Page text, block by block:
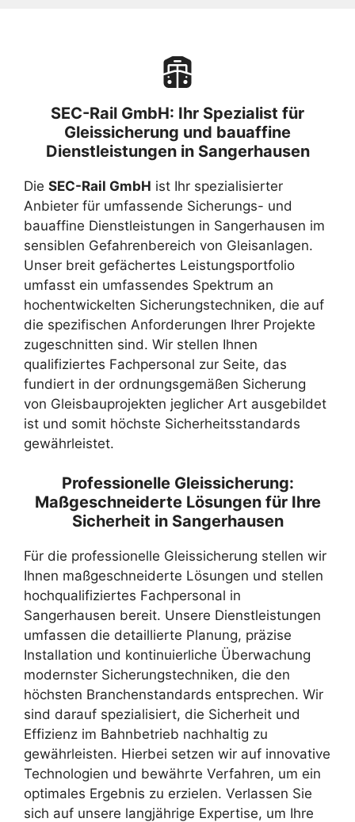
SEC-Rail GmbH: Ihr Spezialist für
Gleissicherung und bauaffine
Dienstleistungen in Sangerhausen
Die SEC-Rail GmbH ist Ihr spezialisierter
Anbieter für umfassende Sicherungs- und
bauaffine Dienstleistungen in Sangerhausen im
sensiblen Gefahrenbereich von Gleisanlagen.
Unser breit gefächertes Leistungsportfolio
umfasst ein umfassendes Spektrum an
hochentwickelten Sicherungstechniken, die auf
die spezifischen Anforderungen Ihrer Projekte
zugeschnitten sind. Wir stellen Ihnen
qualifiziertes Fachpersonal zur Seite, das
fundiert in der ordnungsgemäßen Sicherung
von Gleisbauprojekten jeglicher Art ausgebildet
ist und somit höchste Sicherheitsstandards
gewährleistet.
Professionelle Gleissicherung:
Maßgeschneiderte Lösungen für Ihre
Sicherheit in Sangerhausen
Für die professionelle Gleissicherung stellen wir
Ihnen maßgeschneiderte Lösungen und stellen
hochqualifiziertes Fachpersonal in
Sangerhausen bereit. Unsere Dienstleistungen
umfassen die detaillierte Planung, präzise
Installation und kontinuierliche Überwachung
modernster Sicherungstechniken, die den
höchsten Branchenstandards entsprechen. Wir
sind darauf spezialisiert, die Sicherheit und
Effizienz im Bahnbetrieb nachhaltig zu
gewährleisten. Hierbei setzen wir auf innovative
Technologien und bewährte Verfahren, um ein
optimales Ergebnis zu erzielen. Verlassen Sie
sich auf unsere langjährige Expertise, um Ihre